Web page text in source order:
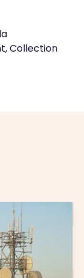
Collection